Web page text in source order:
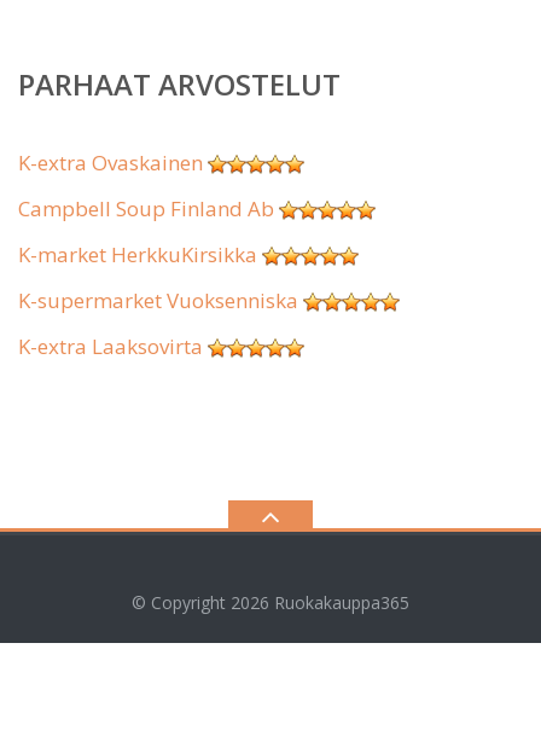
PARHAAT ARVOSTELUT
K-extra Ovaskainen
Campbell Soup Finland Ab
K-market HerkkuKirsikka
K-supermarket Vuoksenniska
K-extra Laaksovirta
© Copyright 2026 Ruokakauppa365